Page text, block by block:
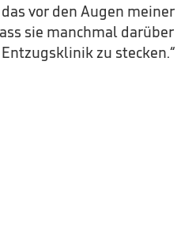
vor den Augen meiner
sie manchmal darüber
zu stecken.“